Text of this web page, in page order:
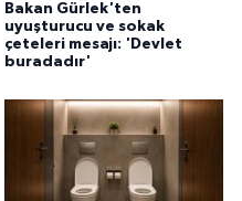
Bakan Gürlek'ten
uyuşturucu ve sokak
çeteleri mesajı: 'Devlet
buradadır'